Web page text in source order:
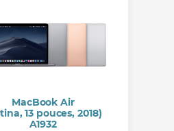
MacBook Air
13 pouces, 2018)
A1932